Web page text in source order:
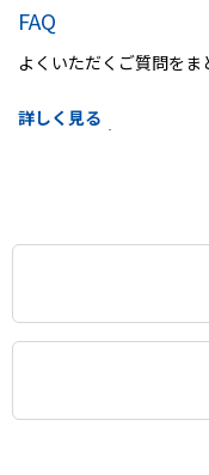
FAQ
よくいただくご質問をま
詳しく見る